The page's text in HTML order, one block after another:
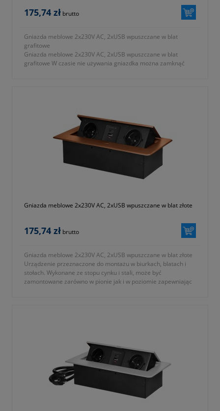
175,74 zł brutto
Gniazda meblowe 2x230V AC, 2xUSB wpuszczane w blat
grafitowe
Gniazda meblowe 2x230V AC, 2xUSB wpuszczane w blat
grafitowe W czasie nie używania gniazdka można zamknąć
Gniazda meblowe 2x230V AC, 2xUSB wpuszczane w blat złote
175,74 zł brutto
Gniazda meblowe 2x230V AC, 2xUSB wpuszczane w blat złote
Urządzenie przeznaczone do montażu w biurkach, blatach i
stołach. Wykonane ze stopu cynku i stali, może być
zamontowane zarówno w pionie jak i w poziomie zapewniając